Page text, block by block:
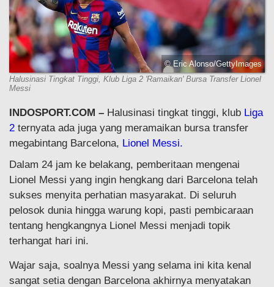
© Eric Alonso/GettyImages
Halusinasi Tingkat Tinggi, Klub Liga 2 'Ramaikan' Bursa Transfer Lionel
Messi
INDOSPORT.COM – Halusinasi tingkat tinggi, klub Liga
2 ternyata ada juga yang meramaikan bursa transfer
megabintang Barcelona, Lionel Messi.
Dalam 24 jam ke belakang, pemberitaan mengenai
Lionel Messi yang ingin hengkang dari Barcelona telah
sukses menyita perhatian masyarakat. Di seluruh
pelosok dunia hingga warung kopi, pasti pembicaraan
tentang hengkangnya Lionel Messi menjadi topik
terhangat hari ini.
Wajar saja, soalnya Messi yang selama ini kita kenal
sangat setia dengan Barcelona akhirnya menyatakan